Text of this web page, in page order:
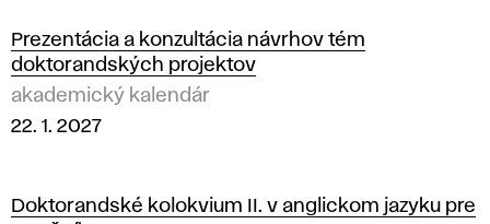
Prezentácia a konzultácia návrhov tém
doktorandských projektov
akademický kalendár
22. 1. 2027
Doktorandské kolokvium II. v anglickom jazyku pre